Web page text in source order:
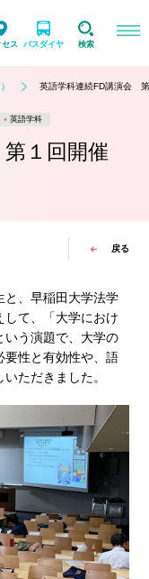
セス バスダイヤ 検索
英語学科連続FD講演会
英語学科
１回開催
戻る
と、早稲田大学法学
して、「大学におけ
いう演題で、大学の
要性と有効性や、語
ただきました。